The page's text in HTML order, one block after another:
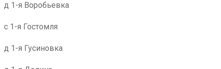
д 1-я Воробьевка
с 1-я Гостомля
д 1-я Гусиновка